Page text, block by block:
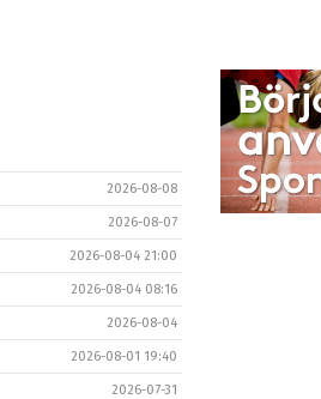
2026-08-08
2026-08-07
2026-08-04 21:00
2026-08-04 08:16
2026-08-04
2026-08-01 19:40
2026-07-31